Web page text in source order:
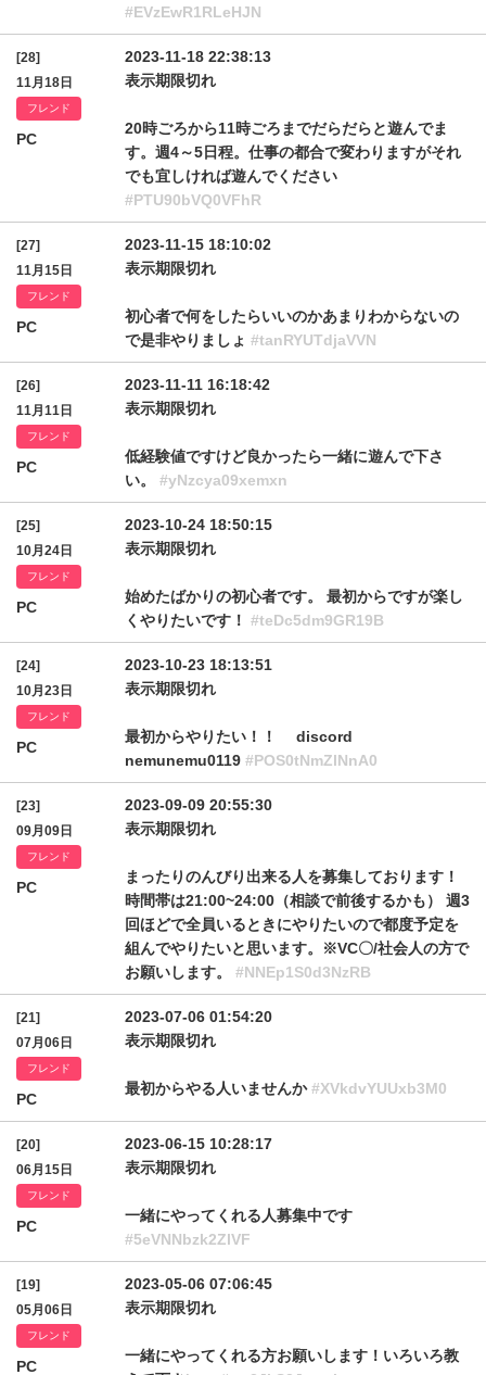
#EVzEwR1RLeHJN
[28]
11月18日
フレンド
PC
2023-11-18 22:38:13
表示期限切れ
20時ごろから11時ごろまでだらだらと遊んでま
す。週4～5日程。仕事の都合で変わりますがそれ
でも宜しければ遊んでください
#PTU90bVQ0VFhR
[27]
11月15日
フレンド
PC
2023-11-15 18:10:02
表示期限切れ
初心者で何をしたらいいのかあまりわからないの
で是非やりましょ #tanRYUTdjaVVN
[26]
11月11日
フレンド
PC
2023-11-11 16:18:42
表示期限切れ
低経験値ですけど良かったら一緒に遊んで下さ
い。 #yNzcya09xemxn
[25]
10月24日
フレンド
PC
2023-10-24 18:50:15
表示期限切れ
始めたばかりの初心者です。 最初からですが楽し
くやりたいです！ #teDc5dm9GR19B
[24]
10月23日
フレンド
PC
2023-10-23 18:13:51
表示期限切れ
最初からやりたい！！ discord
nemunemu0119 #POS0tNmZlNnA0
[23]
09月09日
フレンド
PC
2023-09-09 20:55:30
表示期限切れ
まったりのんびり出来る人を募集しております！
時間帯は21:00~24:00（相談で前後するかも） 週3
回ほどで全員いるときにやりたいので都度予定を
組んでやりたいと思います。※VC〇/社会人の方で
お願いします。 #NNEp1S0d3NzRB
[21]
07月06日
フレンド
PC
2023-07-06 01:54:20
表示期限切れ
最初からやる人いませんか#XVkdvYUUxb3M0
[20]
06月15日
フレンド
PC
2023-06-15 10:28:17
表示期限切れ
一緒にやってくれる人募集中です
#5eVNNbzk2ZlVF
[19]
05月06日
フレンド
PC
2023-05-06 07:06:45
表示期限切れ
一緒にやってくれる方お願いします！いろいろ教